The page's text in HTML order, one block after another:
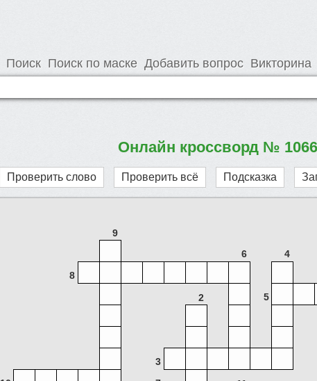
Поиск Поиск по маске Добавить вопрос Викторина
Онлайн кроссворд № 1066
Проверить слово Проверить всё Подсказка
9
6
4
8
2
5
3